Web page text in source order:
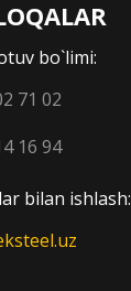
bo`limi:
71 02
16 94
bilan ishlash: